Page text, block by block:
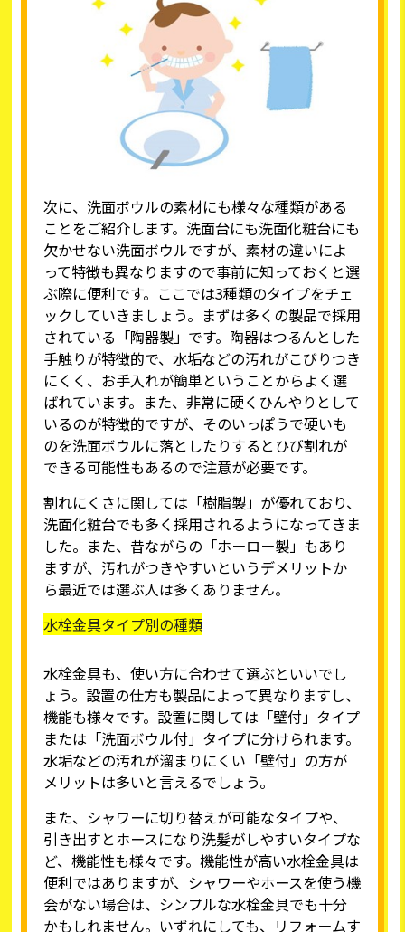
次に、洗面ボウルの素材にも様々な種類がある
ことをご紹介します。洗面台にも洗面化粧台にも
欠かせない洗面ボウルですが、素材の違いによ
って特徴も異なりますので事前に知っておくと選
ぶ際に便利です。ここでは3種類のタイプをチェ
ックしていきましょう。まずは多くの製品で採用
されている「陶器製」です。陶器はつるんとした
手触りが特徴的で、水垢などの汚れがこびりつき
にくく、お手入れが簡単ということからよく選
ばれています。また、非常に硬くひんやりとして
いるのが特徴的ですが、そのいっぽうで硬いも
のを洗面ボウルに落としたりするとひび割れが
できる可能性もあるので注意が必要です。
割れにくさに関しては「樹脂製」が優れており、
洗面化粧台でも多く採用されるようになってきま
した。また、昔ながらの「ホーロー製」もあり
ますが、汚れがつきやすいというデメリットか
ら最近では選ぶ人は多くありません。
水栓金具タイプ別の種類
水栓金具も、使い方に合わせて選ぶといいでし
ょう。設置の仕方も製品によって異なりますし、
機能も様々です。設置に関しては「壁付」タイプ
または「洗面ボウル付」タイプに分けられます。
水垢などの汚れが溜まりにくい「壁付」の方が
メリットは多いと言えるでしょう。
また、シャワーに切り替えが可能なタイプや、
引き出すとホースになり洗髪がしやすいタイプな
ど、機能性も様々です。機能性が高い水栓金具は
便利ではありますが、シャワーやホースを使う機
会がない場合は、シンプルな水栓金具でも十分
かもしれません。いずれにしても、リフォームす